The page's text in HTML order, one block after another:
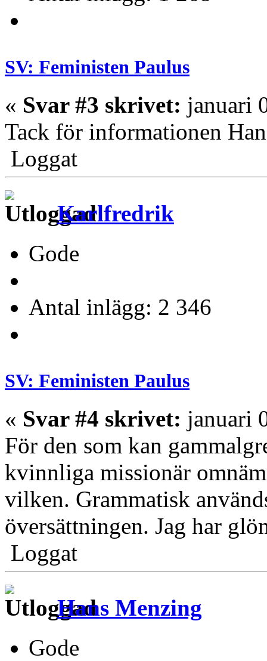
SV: Feministen Paulus
« Svar #3 skrivet: januari
Tack för informationen
Loggat
Karlfredrik
Gode
Antal inlägg: 2 346
SV: Feministen Paulus
« Svar #4 skrivet: januari
För den som kan
kvinnliga missionär
vilken. Grammatisk
översättningen. Jag har
Loggat
Hans Menzing
Gode